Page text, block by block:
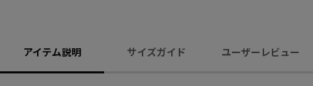
アイテム説明 サイズガイド ユーザーレビュー